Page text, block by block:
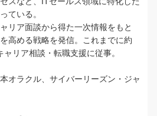
ている。
リア面談から得た一次情報をもと
高める戦略を発信。これまでに約
リア相談・転職支援に従事。
オラクル、サイバーリーズン・ジャ